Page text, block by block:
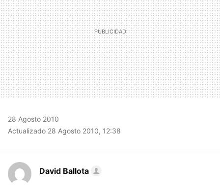
28 Agosto 2010
Actualizado 28 Agosto 2010, 12:38
David Ballota